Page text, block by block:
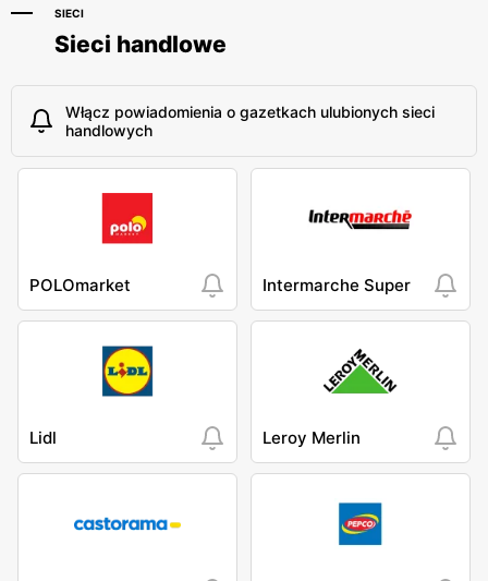
SIECI
Sieci handlowe
Włącz powiadomienia o gazetkach ulubionych sieci
handlowych
POLOmarket Intermarche Super
Lidl Leroy Merlin